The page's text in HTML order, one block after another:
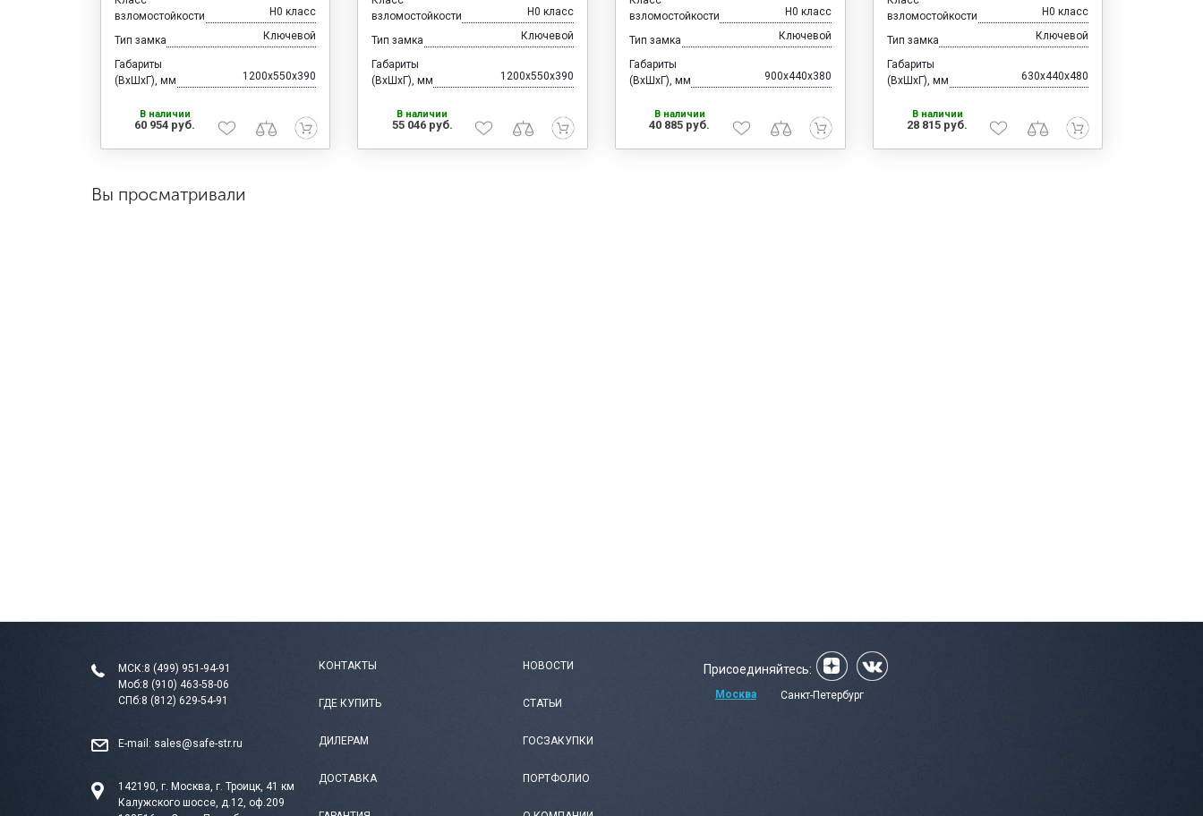
взломостойкости
H0 класс
Тип замка Ключевой
Габариты
(ВхШхГ), мм
1200x550x390
В наличии
60 954 руб.
взломостойкости
H0 класс
Тип замка Ключевой
Габариты
(ВхШхГ), мм
1200x550x390
В наличии
55 046 руб.
взломостойкости
H0 класс
Тип замка Ключевой
Габариты
(ВхШхГ), мм
900x440x380
В наличии
40 885 руб.
взломостойкости
H0 класс
Тип замка Ключевой
Габариты
(ВхШхГ), мм
630x440x480
В наличии
28 815 руб.
Вы просматривали
МСК:8 (499) 951-94-91
Моб:8 (910) 463-58-06
СПб:8 (812) 629-54-91
E-mail: sales@safe-str.ru
142190, г. Москва, г. Троицк, 41 км
Калужского шоссе, д.12, оф.209
КОНТАКТЫ
ГДЕ КУПИТЬ
ДИЛЕРАМ
ДОСТАВКА
НОВОСТИ
СТАТЬИ
ГОСЗАКУПКИ
ПОРТФОЛИО
Присоединяйтесь:
Москва Санкт-Петербург